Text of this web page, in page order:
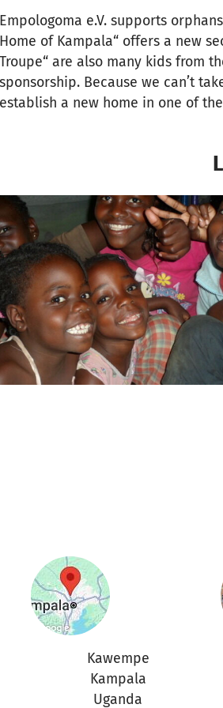
Empologoma e.V. supports
Home of Kampala“ offers a new
Troupe“ are also many kids from
sponsorship. Because we can’t
establish a new home in one of
Kawempe
Kampala
Uganda